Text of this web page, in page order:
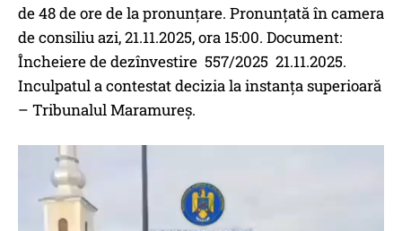
de 48 de ore de la pronunţare. Pronunţată în camera
de consiliu azi, 21.11.2025, ora 15:00. Document:
Încheiere de dezînvestire 557/2025 21.11.2025.
Inculpatul a contestat decizia la instanța superioară
– Tribunalul Maramureș.